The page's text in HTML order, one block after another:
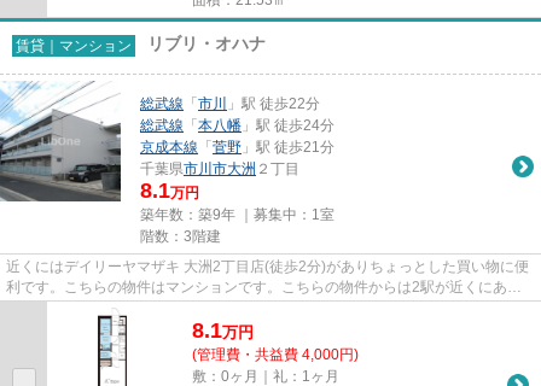
賃貸｜マンション リブリ・オハナ
総武線 「 市川
」駅 徒歩22分
総武線 「 本八幡 」駅 徒歩24分
京成本線 「 菅野 」駅 徒歩21分
千葉県市川市大洲 ２丁目
8.1万円
築年数：築9年 ｜募集中： 1室
階数：3階建
近くにはデイリーヤマザキ 大洲2丁目店(徒歩2分)がありちょっとした買い物に便
利です。こちらの物件はマンションです。こちらの物件からは2駅が近くにあ
り、移動範囲も広がります。こ...
8.1万円
(管理費・共益費 4,000円)
敷：0ヶ月｜礼：1ヶ月